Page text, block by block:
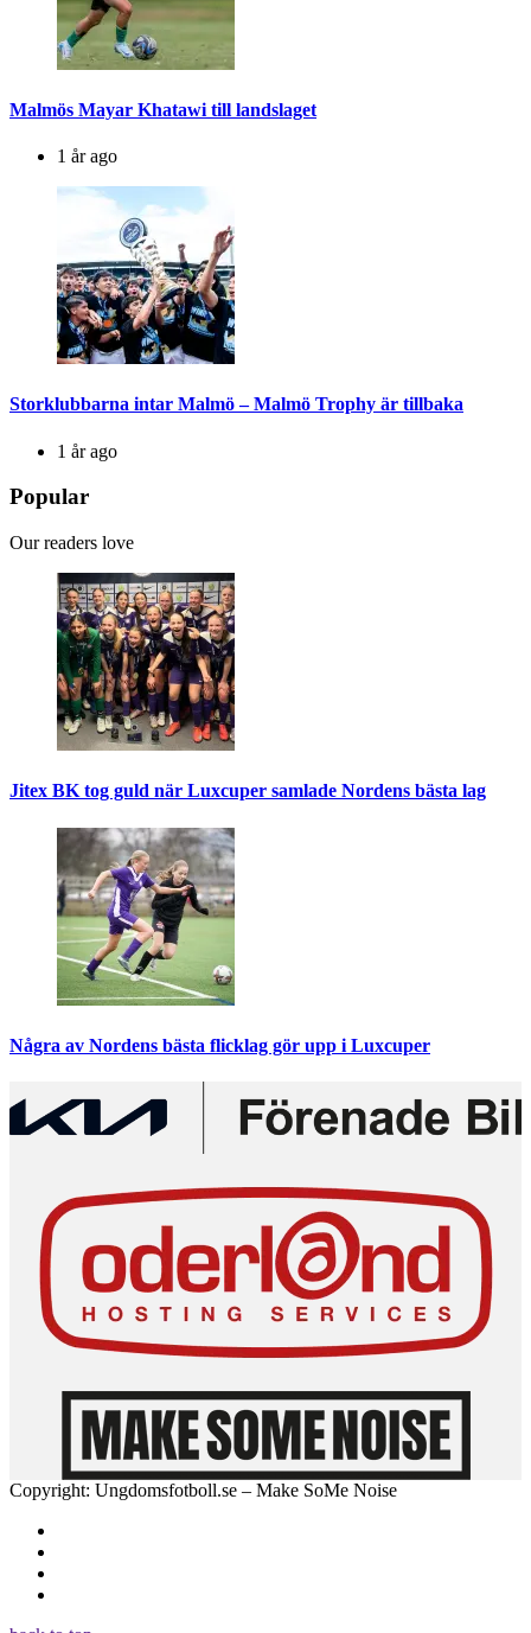
Malmös Mayar Khatawi till landslaget
1 år ago
Storklubbarna intar Malmö – Malmö Trophy är tillbaka
1 år ago
Popular
Our readers love
Jitex BK tog guld när Luxcuper samlade Nordens bästa lag
Några av Nordens bästa flicklag gör upp i Luxcuper
Copyright: Ungdomsfotboll.se – Make SoMe Noise